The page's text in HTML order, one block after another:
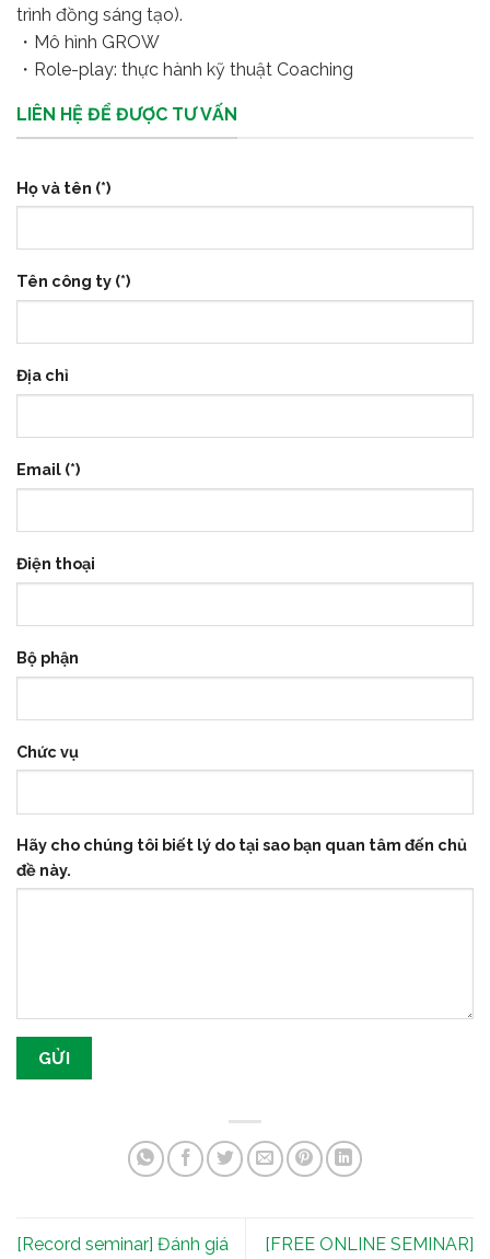
trình đồng sáng tạo).
・Mô hình GROW
・Role-play: thực hành kỹ thuật Coaching
LIÊN HỆ ĐỂ ĐƯỢC TƯ VẤN
Họ và tên (*)
Tên công ty (*)
Địa chỉ
Email (*)
Điện thoại
Bộ phận
Chức vụ
Hãy cho chúng tôi biết lý do tại sao bạn quan tâm đến chủ
đề này.
[Record seminar] Đánh giá
[FREE ONLINE SEMINAR]